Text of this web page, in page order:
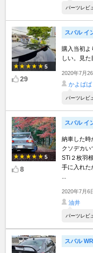
パーツレビ
5
29
スバル イ
購入当初よ
しい。見た
2020年7月
かよぱぱ
パーツレビ
5
8
スバル イ
納車した時
クソデカ
STi２枚羽
手に入れた
2020年7月6
油井
パーツレビ
スバル